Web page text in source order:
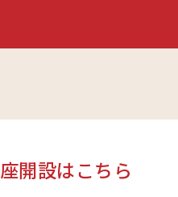
開設はこちら